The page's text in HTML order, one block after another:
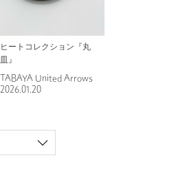
ヒートコレクション『丸
皿』
TABAYA United Arrows
2026.01.20